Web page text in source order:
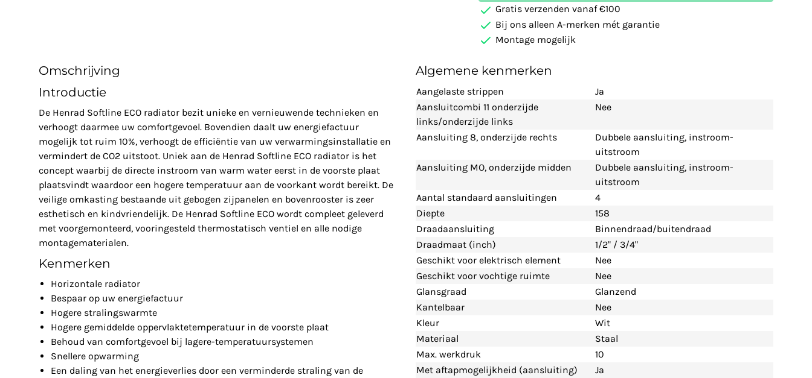
Gratis verzenden vanaf €100
Bij ons alleen A-merken mét garantie
Montage mogelijk
Omschrijving
Introductie
De Henrad Softline ECO radiator bezit unieke en vernieuwende technieken en
verhoogt daarmee uw comfortgevoel. Bovendien daalt uw energiefactuur
mogelijk tot ruim 10%, verhoogt de efficiëntie van uw verwarmingsinstallatie en
vermindert de CO2 uitstoot. Uniek aan de Henrad Softline ECO radiator is het
concept waarbij de directe instroom van warm water eerst in de voorste plaat
plaatsvindt waardoor een hogere temperatuur aan de voorkant wordt bereikt. De
veilige omkasting bestaande uit gebogen zijpanelen en bovenrooster is zeer
esthetisch en kindvriendelijk. De Henrad Softline ECO wordt compleet geleverd
met voorgemonteerd, vooringesteld thermostatisch ventiel en alle nodige
montagematerialen.
Kenmerken
Horizontale radiator
Bespaar op uw energiefactuur
Hogere stralingswarmte
Hogere gemiddelde oppervlaktetemperatuur in de voorste plaat
Behoud van comfortgevoel bij lagere-temperatuursystemen
Snellere opwarming
Een daling van het energieverlies door een verminderde straling van de
Algemene kenmerken
Aangelaste strippen
Ja
Aansluitcombi 11 onderzijde
links/onderzijde links
Nee
Aansluiting 8, onderzijde rechts
Dubbele aansluiting, instroom-
uitstroom
Aansluiting MO, onderzijde midden
Dubbele aansluiting, instroom-
uitstroom
Aantal standaard aansluitingen
4
Diepte
158
Draadaansluiting
Binnendraad/buitendraad
Draadmaat (inch)
1/2" / 3/4"
Geschikt voor elektrisch element
Nee
Geschikt voor vochtige ruimte
Nee
Glansgraad
Glanzend
Kantelbaar
Nee
Kleur
Wit
Materiaal
Staal
Max. werkdruk
10
Met aftapmogelijkheid (aansluiting)
Ja